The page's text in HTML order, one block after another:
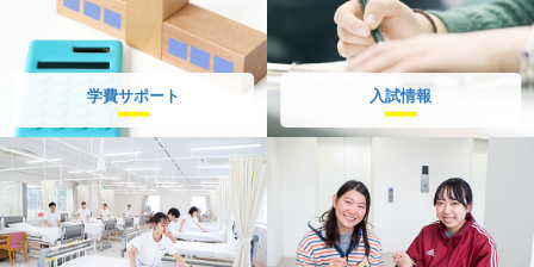
学費サポート 入試情報